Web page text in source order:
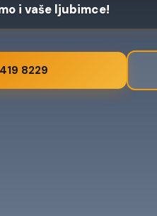
i vaše ljubimce!
8229